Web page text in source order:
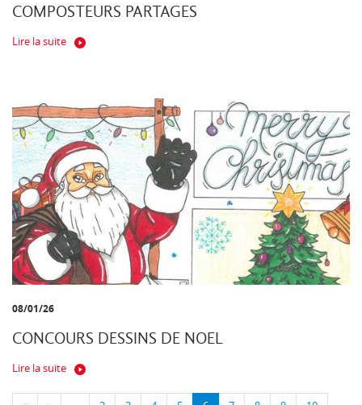
COMPOSTEURS PARTAGES
Lire la suite
08/01/26
CONCOURS DESSINS DE NOEL
Lire la suite